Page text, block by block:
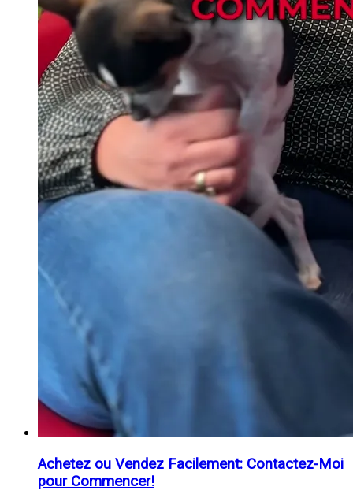
Achetez ou Vendez Facilement: Contactez-Moi
pour Commencer!